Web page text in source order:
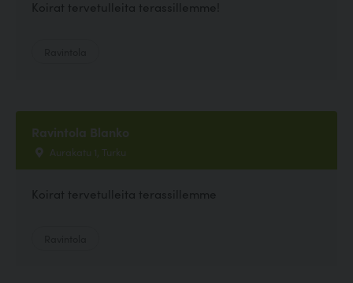
Koirat tervetulleita terassillemme!
Ravintola Blanko
Aurakatu 1, Turku
Koirat tervetulleita terassillemme